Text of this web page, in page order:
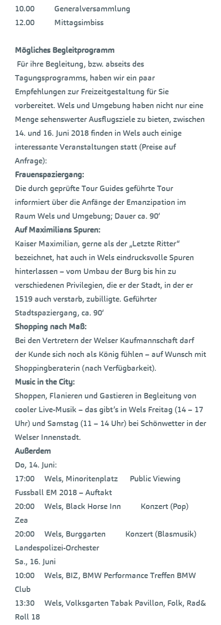
10.00 Generalversammlung
12.00 Mittagsimbiss
MöglichesBegleitprogramm
Für ihre Begleitung, bzw. abseits des
Tagungsprogramms, haben wir ein paar
Empfehlungen zur Freizeitgestaltung für Sie
vorbereitet. Wels und Umgebung haben nicht nur eine
Menge sehenswerter Ausflugsziele zu bieten, zwischen
14. und 16. Juni 2018 finden in Wels auch einige
interessante Veranstaltungen statt (Preise auf
Anfrage):
Frauenspaziergang:
Die durch geprüfte Tour Guides geführte Tour
informiert über die Anfänge der Emanzipation im
Raum Wels und Umgebung; Dauer ca. 90‘
Auf Maximilians Spuren:
Kaiser Maximilian, gerne als der „Letzte Ritter“
bezeichnet, hat auch in Wels eindrucksvolle Spuren
hinterlassen – vom Umbau der Burg bis hin zu
verschiedenen Privilegien, die er der Stadt, in der er
1519 auch verstarb, zubilligte. Geführter
Stadtspaziergang, ca. 90‘
Shopping nach Maß:
Bei den Vertretern der Welser Kaufmannschaft darf
der Kunde sich noch als König fühlen – auf Wunsch mit
Shoppingberaterin (nach Verfügbarkeit).
Music in the City:
Shoppen, Flanieren und Gastieren in Begleitung von
cooler Live-Musik – das gibt’s in Wels Freitag (14 – 17
Uhr) und Samstag (11 – 14 Uhr) bei Schönwetter in der
Welser Innenstadt.
Außerdem
Do, 14. Juni:
17:00 Wels, Minoritenplatz Public Viewing
Fussball EM 2018 – Auftakt
20:00 Wels, Black Horse Inn Konzert (Pop)
Zea
20:00 Wels, Burggarten Konzert (Blasmusik)
Landespolizei-Orchester
Sa., 16. Juni
10:00 Wels, BIZ, BMW Performance Treffen BMW
Club
13:30 Wels, Volksgarten Tabak Pavillon, Folk, Rad&
Roll 18